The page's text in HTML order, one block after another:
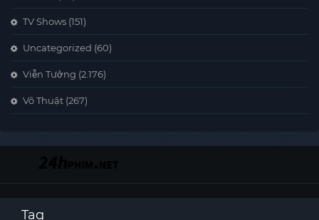
TV Shows (151)
Uncategorized (60)
Viễn Tưởng (2.176)
Võ Thuật (267)
Tag